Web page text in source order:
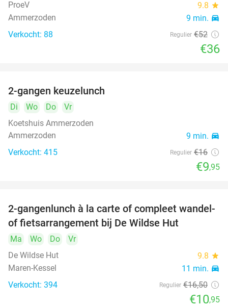
ProeV 9.8 star
Ammerzoden 9 min. directions_car
Verkocht: 88 Regulier €52
€36
2-gangen keuzelunch
Di Wo Do
Vr
Koetshuis Ammerzoden
Ammerzoden
9 min. directions_car
Verkocht: 415 Regulier €16
€9,95
34%
2-gangenlunch à la carte of compleet wandel-
of fietsarrangement bij De Wildse Hut
Ma Wo Do
Vr
De Wildse Hut
9.8 star
Maren-Kessel 11 min. directions_car
Verkocht: 394 Regulier €16,50
€10,95